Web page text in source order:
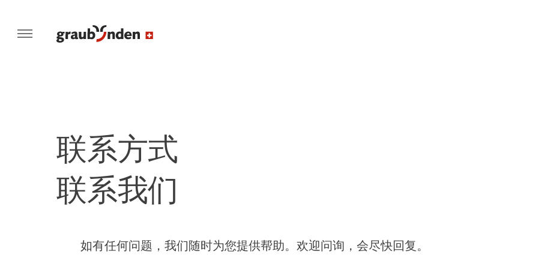
联系方式
联系我们
如有任何问题，我们随时为您提供帮助。欢迎问询，会尽快回复。